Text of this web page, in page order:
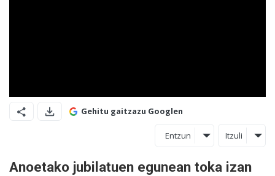
Gehitu gaitzazu Googlen
Entzun Itzuli
Anoetako jubilatuen egunean toka izan